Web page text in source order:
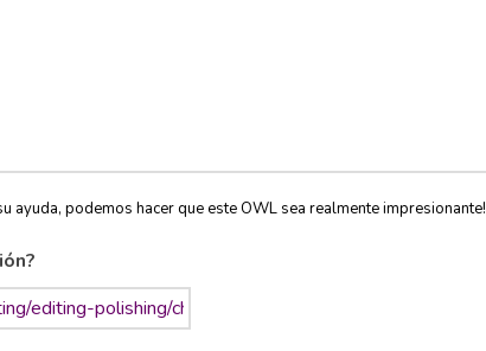
ayuda, podemos hacer que este OWL sea realmente impresionante!